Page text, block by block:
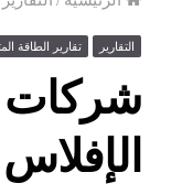
التقارير تقارير الطاقة
شركات
الإفلاس